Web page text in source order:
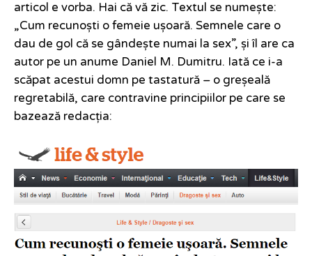
articol e vorba. Hai că vă zic. Textul se numește:
„Cum recunoști o femeie ușoară. Semnele care o
dau de gol că se gândește numai la sex”, și îl are ca
autor pe un anume Daniel M. Dumitru. Iată ce i-a
scăpat acestui domn pe tastatură – o greșeală
regretabilă, care contravine principiilor pe care se
bazează redacția: